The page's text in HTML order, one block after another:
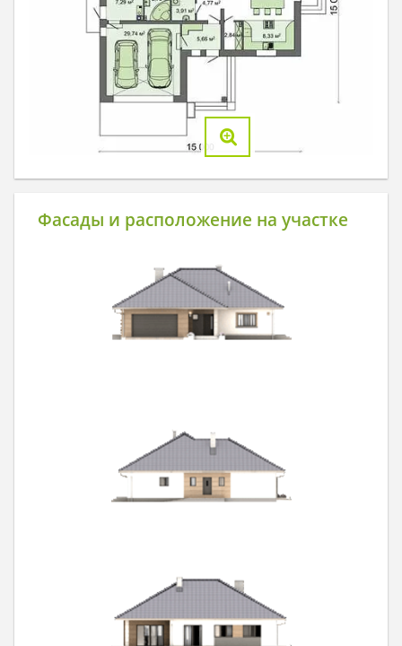
Фасады и расположение на участке